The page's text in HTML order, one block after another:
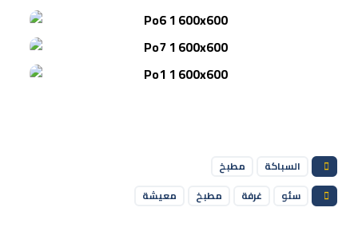
السباكة
مطبخ
سئو
غرفة مطبخ معيشة